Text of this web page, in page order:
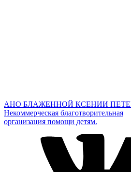
АНО БЛАЖЕННОЙ КСЕНИИ
Некоммерческая благотворительная
организация помощи детям.